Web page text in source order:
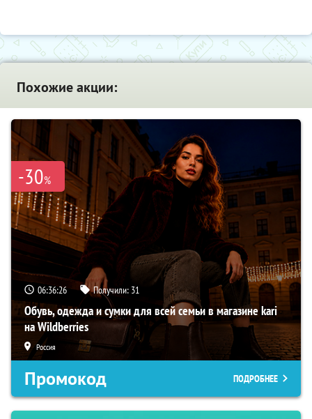
Похожие акции:
-30%
06:36:25 Получили: 31
Обувь, одежда и сумки для всей семьи в магазине kari
на Wildberries
Россия
Промокод ПОДРОБНЕЕ